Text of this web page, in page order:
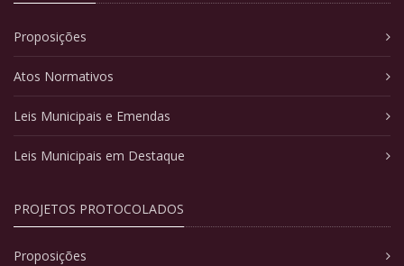
Proposições
Atos Normativos
Leis Municipais e Emendas
Leis Municipais em Destaque
PROJETOS PROTOCOLADOS
Proposições